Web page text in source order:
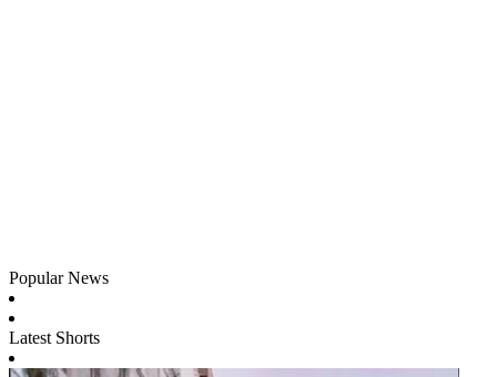
Popular News
Latest Shorts